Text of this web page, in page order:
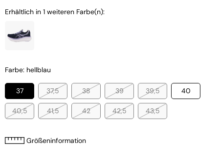
Erhältlich in 1 weiteren Farbe(n):
Farbe: hellblau
37 37,5 38 39 39,5 40
40,5 41,5 42 42,5 43,5
Größeninformation